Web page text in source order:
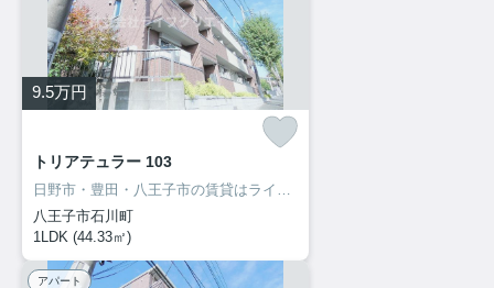
9.5万円
トリアテュラー 103
日野市・豊田・八王子市の賃貸はライフクリエイト豊田駅前店へ♪ご来店・お問い合わせをお待ちしてます♪♪
八王子市石川町
1LDK (44.33㎡)
アパート